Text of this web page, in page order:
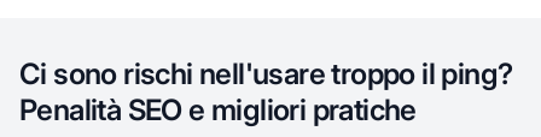
Ci sono rischi nell'usare troppo il ping?
Penalità SEO e migliori pratiche